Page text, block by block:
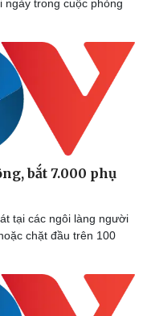
ngày trong cuộc phỏng
bắt 7.000 phụ
tại các ngôi làng người
chặt đầu trên 100